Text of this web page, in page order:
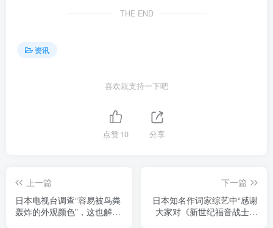
THE END
资讯
喜欢就支持一下吧
点赞10 分享
上一篇
日本电视台调查“容易被鸟粪
轰炸的外观颜色”，这也解释
下一篇
日本知名作词家综艺中“感谢
大家对《新世纪福音战士》